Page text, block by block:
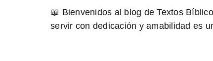
📖 Bienvenidos al blog de Textos
servir con dedicación y amabilidad es